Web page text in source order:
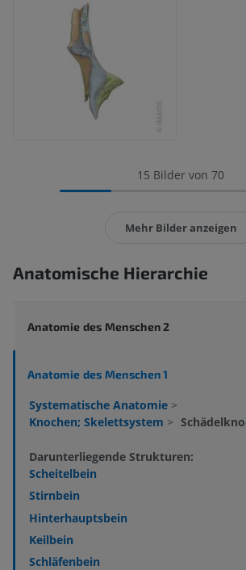
15 Bilder von 70
Mehr Bilder anzeigen
Anatomische Hierarchie
Anatomie des Menschen 2
Anatomie des Menschen 1
Systematische Anatomie >
Knochen; Skelettsystem >
Darunterliegende Strukturen:
Scheitelbein
Stirnbein
Hinterhauptsbein
Keilbein
Schläfenbein